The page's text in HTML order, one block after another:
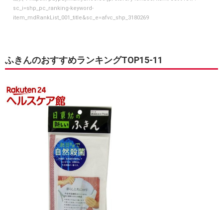
sc_i=shp_pc_ranking-keyword-
item_mdRankList_001_title&sc_e=afvc_shp_3180269
ふきんのおすすめランキングTOP15-11